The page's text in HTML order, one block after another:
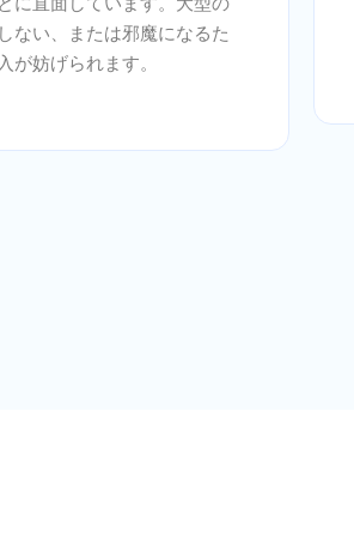
ない、または邪魔になるた
が妨げられます。